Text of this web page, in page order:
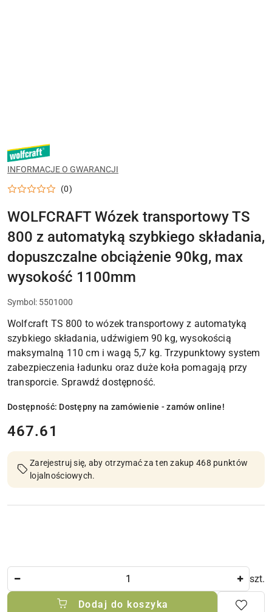
WOLFCRAFT
INFORMACJE O GWARANCJI
(0)
WOLFCRAFT Wózek transportowy TS
800 z automatyką szybkiego składania,
dopuszczalne obciążenie 90kg, max
wysokość 1100mm
Symbol: 5501000
Wolfcraft TS 800 to wózek transportowy z automatyką
szybkiego składania, udźwigiem 90 kg, wysokością
maksymalną 110 cm i wagą 5,7 kg. Trzypunktowy system
zabezpieczenia ładunku oraz duże koła pomagają przy
transporcie. Sprawdź dostępność.
Dostępność: Dostępny na zamówienie - zamów online!
cena:
467.61
Zarejestruj się, aby otrzymać za ten zakup 468 punktów
lojalnościowych.
szt.
Dodaj do koszyka